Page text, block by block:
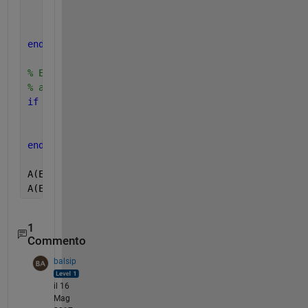
end
% Edge Case - Was still accumulating at end of
% and there is still an average left to compute
if
end
A(EChr==0) = averages;
A(EChr~=0) = NaN;
1
Commento
balsip
il 16
Mag